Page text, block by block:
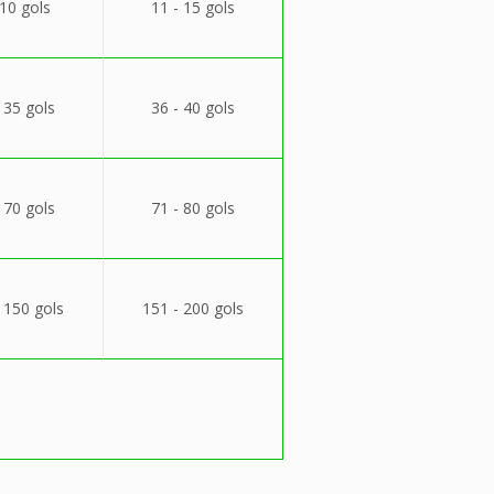
gols 11 - 15 gols
gols 36 - 40 gols
gols 71 - 80 gols
gols 151 - 200 gols